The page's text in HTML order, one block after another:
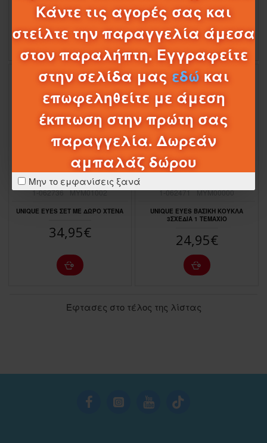
Κάντε τις αγορές σας και
στείλτε την παραγγελία άμεσα
στον παραλήπτη. Εγγραφείτε
στην σελίδα μας εδώ και
επωφεληθείτε με άμεση
έκπτωση στην πρώτη σας
παραγγελία. Δωρεάν
αμπαλάζ δώρου
Μην το εμφανίσεις ξανά
24,95€ 44,95€
1-062736 MYM01002
UNIQUE EYES ΣΕΤ ΜΕ ΔΩΡΟ ΧΤΕΝΑ
34,95€
1-062471 MYM00000
UNIQUE EYES ΒΑΣΙΚΗ ΚΟΥΚΛΑ
3ΣΧΕΔΙΑ 1 ΤΕΜΑΧΙΟ
24,95€
Έφτασες στο τέλος της λίστας